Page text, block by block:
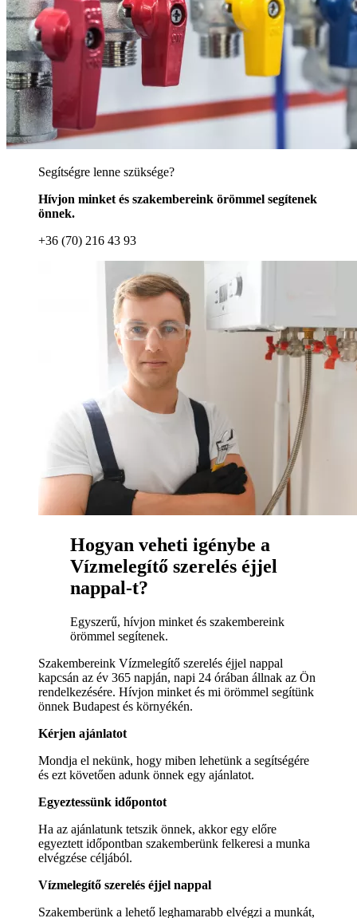
Segítségre lenne szüksége?
Hívjon minket és szakembereink örömmel segítenek
önnek.
+36 (70) 216 43 93
Hogyan veheti igénybe a
Vízmelegítő szerelés éjjel
nappal-t?
Egyszerű, hívjon minket és szakembereink
örömmel segítenek.
Szakembereink Vízmelegítő szerelés éjjel nappal
kapcsán az év 365 napján, napi 24 órában állnak az Ön
rendelkezésére. Hívjon minket és mi örömmel segítünk
önnek Budapest és környékén.
Kérjen ajánlatot
Mondja el nekünk, hogy miben lehetünk a segítségére
és ezt követően adunk önnek egy ajánlatot.
Egyeztessünk időpontot
Ha az ajánlatunk tetszik önnek, akkor egy előre
egyeztett időpontban szakemberünk felkeresi a munka
elvégzése céljából.
Vízmelegítő szerelés éjjel nappal
Szakemberünk a lehető leghamarabb elvégzi a munkát,